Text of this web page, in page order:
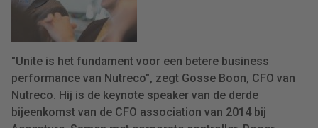
"Unite is het fundament voor een betere business
performance van Nutreco", zegt Gosse Boon, CFO van
Nutreco. Hij is de keynote speaker van de derde
bijeenkomst van de CFO association van 2014 bij